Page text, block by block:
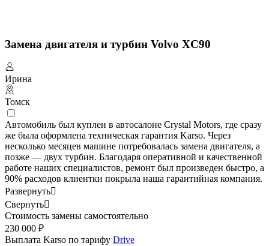
Замена двигателя и турбин Volvo XC90
Ирина
Томск
Автомобиль был куплен в автосалоне Crystal Motors, где сразу
же была оформлена техническая гарантия Karso. Через
несколько месяцев машине потребовалась замена двигателя, а
позже — двух турбин. Благодаря оперативной и качественной
работе наших специалистов, ремонт был произведен быстро, а
90% расходов клиентки покрыла наша гарантийная компания.
Развернуть
Свернуть
Стоимость замены самостоятельно
230 000 ₽
Выплата Karso по тарифу Drive